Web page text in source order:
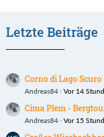
Letzte Beiträge
Corno di Lago
Andreas84 Vor 14
Cima Plem -
Andreas84 Vor 15